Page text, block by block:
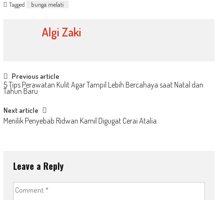
Tagged bunga melati
Algi Zaki
Post
navigation
Previous article
5 Tips Perawatan Kulit Agar Tampil Lebih Bercahaya saat Natal dan
Tahun Baru
Next article
Menilik Penyebab Ridwan Kamil Digugat Cerai Atalia
Leave a Reply